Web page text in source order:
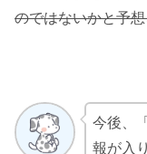
のではないかと予
今後、
報が入